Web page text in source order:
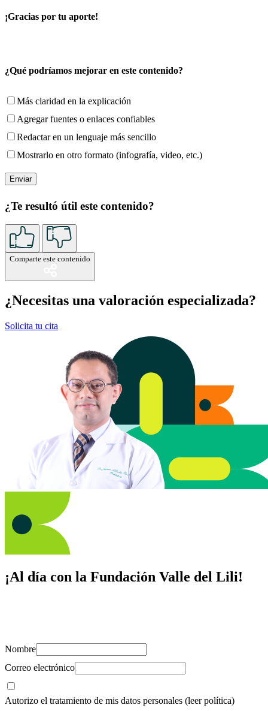
¡Gracias por tu aporte!
¿Qué podríamos mejorar en este contenido?
Más claridad en la explicación
Agregar fuentes o enlaces confiables
Redactar en un lenguaje más sencillo
Mostrarlo en otro formato (infografía, video, etc.)
¿Te resultó útil este contenido?
Comparte este contenido
¿Necesitas una valoración especializada?
Solicita tu cita
¡Al día con la Fundación Valle del Lili!
Nombre
Correo electrónico
Autorizo el tratamiento de mis datos personales (leer política)